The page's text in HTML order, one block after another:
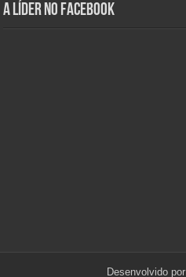
A Líder no Facebook
Desenvolvido por